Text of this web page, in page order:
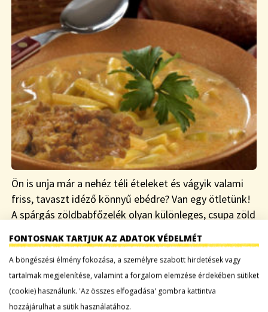
Ön is unja már a nehéz téli ételeket és vágyik valami
friss, tavaszt idéző könnyű ebédre? Van egy ötletünk!
A spárgás zöldbabfőzelék olyan különleges, csupa zöld
Tovább a bejegyzéshez
FONTOSNAK TARTJUK AZ ADATOK VÉDELMÉT
A böngészési élmény fokozása, a személyre szabott hirdetések vagy
tartalmak megjelenítése, valamint a forgalom elemzése érdekében sütiket
(cookie) használunk. 'Az összes elfogadása' gombra kattintva
hozzájárulhat a sütik használatához.